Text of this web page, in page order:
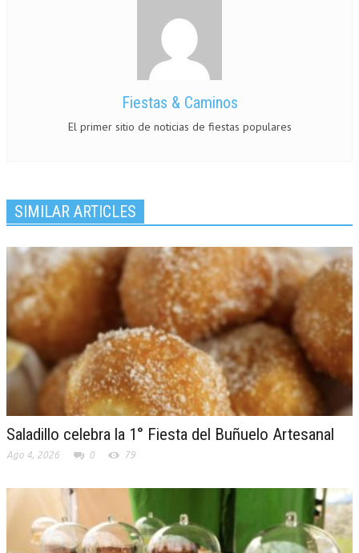
Fiestas & Caminos
El primer sitio de noticias de fiestas populares
SIMILAR ARTICLES
Saladillo celebra la 1° Fiesta del Buñuelo Artesanal
Ago 4, 2026 0 79